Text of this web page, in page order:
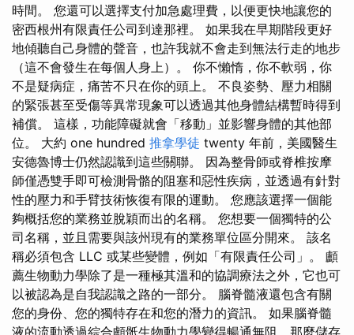
時間。 您還可以選擇支付加急處理費，以便更快地讓您的
密西根州有限責任公司到達那裡。 如果我在早期階段更好
地傾聽自己身體的聲音，也許我就不會走到無法行走的地步
（這不會發生在每個人身上）。 你不懶惰，你不軟弱，你
不是疑病症，痛苦不只在你的頭上。 不良姿勢、壓力相關
的緊張甚至受傷等異常現象可以透過其他身體結構暫時得到
補償。 這樣，功能障礙就會「移動」並影響身體的其他部
位。 大約 one hundred 推拿學徒 twenty 年前，美國醫生
安德魯博士仍然認識到這些關聯。 因為整骨師或脊椎按摩
師僅憑雙手即可檢測骨骼的阻塞和惡性疾病，並透過有針對
性的壓力和手臂技術恢復有限的運動。 您應該選擇一個能
夠概括您的業務並脫穎而出的名稱。 您想要一個獨特的公
司名稱，並且需要與該州現有的業務單位區分開來。 該名
稱必須包含 LLC 或某些變體，例如「有限責任公司」。 顱
薦生物動力學除了是一種極其溫和的協調療法之外，它也可
以被認為是自我認識之路的一部分。 腦脊髓液還包含有關
您的身份、您的獨特存在和您的潛力的資訊。 如果腦脊髓
液的流動透過綜合顱骶生物動力學變得暢通無阻，那麼儲存